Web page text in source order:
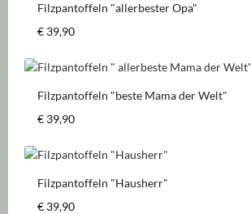
Filzpantoffeln "allerbester Opa"
Regulärer Preis:
€ 39,90
Filzpantoffeln "beste Mama der Welt"
Regulärer Preis:
€ 39,90
Filzpantoffeln "Hausherr"
Regulärer Preis:
€ 39,90